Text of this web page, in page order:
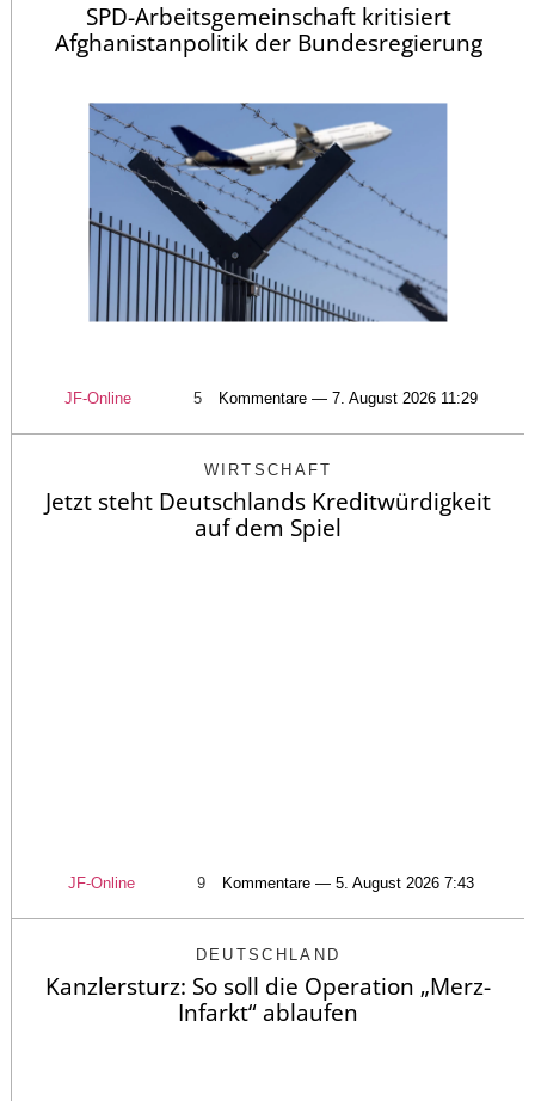
SPD-Arbeitsgemeinschaft kritisiert
Afghanistanpolitik der Bundesregierung
JF-Online 5 Kommentare — 7. August 2026 11:29
WIRTSCHAFT
Jetzt steht Deutschlands Kreditwürdigkeit
auf dem Spiel
JF-Online 9 Kommentare — 5. August 2026 7:43
DEUTSCHLAND
Kanzlersturz: So soll die Operation „Merz-
Infarkt“ ablaufen